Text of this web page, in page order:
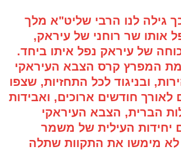
גילה לנו הרבי שליט"א מלך
אותו שר רוחני של עיראק,
של עיראק נפל איתו ביחד.
המפרץ קרס הצבא העיראקי
ובניגוד לכל התחזיות, שצפו
לאורך חודשים ארוכים, ואבידות
הברית, הצבא העיראקי
יחידות העילית של משמר
לא מימשו את התקוות שתלה